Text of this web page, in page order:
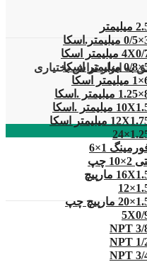
1×6
چپ
به ابزار تراش بختیاری